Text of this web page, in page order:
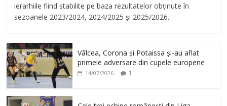
ierarhiile fiind stabilite pe baza rezultatelor obținute în
sezoanele 2023/2024, 2024/2025 și 2025/2026.
Vâlcea, Corona și Potaissa și-au aflat
primele adversare din cupele europene
14/07/2026 1